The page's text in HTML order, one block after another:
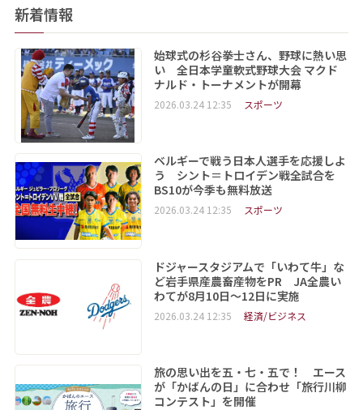
新着情報
始球式の杉谷拳士さん、野球に熱い思
い 全日本学童軟式野球大会 マクド
ナルド・トーナメントが開幕
2026.03.24 12:35 スポーツ
ベルギーで戦う日本人選手を応援しよ
う シント＝トロイデン戦全試合を
BS10が今季も無料放送
2026.03.24 12:35 スポーツ
ドジャースタジアムで「いわて牛」な
ど岩手県産農畜産物をPR JA全農い
わてが8月10日～12日に実施
2026.03.24 12:35 経済/ビジネス
旅の思い出を五・七・五で！ エース
が「かばんの日」に合わせ「旅行川柳
コンテスト」を開催